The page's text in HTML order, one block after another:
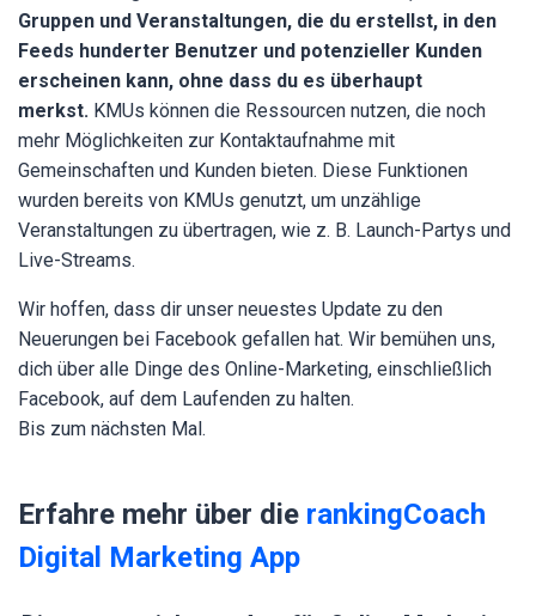
Gruppen und Veranstaltungen, die du erstellst, in den
Feeds hunderter Benutzer und potenzieller Kunden
erscheinen kann, ohne dass du es überhaupt
merkst. KMUs können die Ressourcen nutzen, die noch
mehr Möglichkeiten zur Kontaktaufnahme mit
Gemeinschaften und Kunden bieten. Diese Funktionen
wurden bereits von KMUs genutzt, um unzählige
Veranstaltungen zu übertragen, wie z. B. Launch-Partys und
Live-Streams.
Wir hoffen, dass dir unser neuestes Update zu den
Neuerungen bei Facebook gefallen hat. Wir bemühen uns,
dich über alle Dinge des Online-Marketing, einschließlich
Facebook, auf dem Laufenden zu halten.
Bis zum nächsten Mal.
Erfahre mehr über die rankingCoach
Digital Marketing App